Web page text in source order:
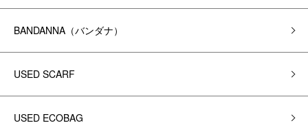
BANDANNA（バンダナ）
USED SCARF
USED ECOBAG